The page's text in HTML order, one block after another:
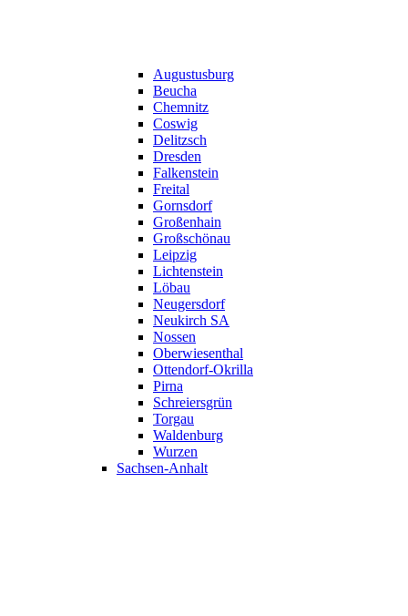
Augustusburg
Beucha
Chemnitz
Coswig
Delitzsch
Dresden
Falkenstein
Freital
Gornsdorf
Großenhain
Großschönau
Leipzig
Lichtenstein
Löbau
Neugersdorf
Neukirch SA
Nossen
Oberwiesenthal
Ottendorf-Okrilla
Pirna
Schreiersgrün
Torgau
Waldenburg
Wurzen
Sachsen-Anhalt